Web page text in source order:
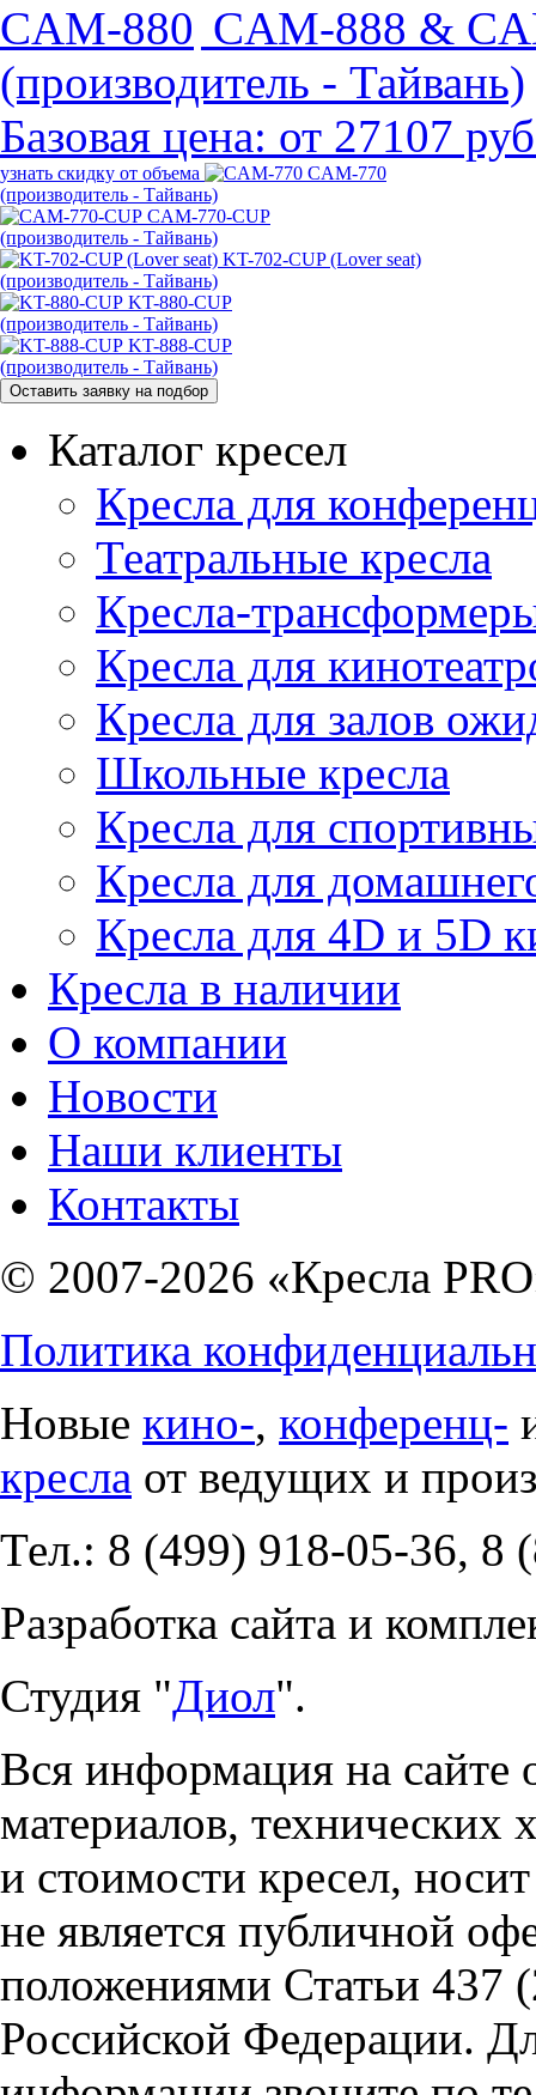
CAM-888 &
(производитель - Тайвань)
Базовая цена: от 27107
узнать скидку от объема
CAM-770
(производитель - Тайвань)
CAM-770-CUP
(производитель - Тайвань)
KT-702-CUP (Lover seat)
(производитель - Тайвань)
KT-880-CUP
(производитель - Тайвань)
KT-888-CUP
(производитель - Тайвань)
Каталог кресел
Кресла для
Театральные кресла
Кресла-
Кресла для
Кресла для залов
Школьные кресла
Кресла для
Кресла для
Кресла для 4D и 5D
Кресла в наличии
О компании
Новости
Наши клиенты
Контакты
© 2007-2026 «Кресла
Политика
Новые кино-, конференц-
кресла от ведущих и
Тел.: 8 (499) 918-05-36, 8
Разработка сайта и
Студия "Диол".
Вся информация на сайте
материалов, технических
и стоимости кресел,
не является публичной
положениями Статьи 437
Российской Федерации.